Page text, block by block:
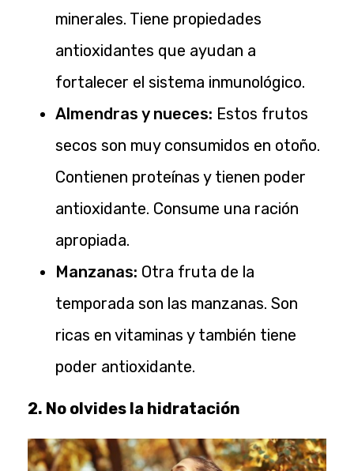
minerales. Tiene propiedades
antioxidantes que ayudan a
fortalecer el sistema inmunológico.
Almendras y nueces: Estos frutos
secos son muy consumidos en otoño.
Contienen proteínas y tienen poder
antioxidante. Consume una ración
apropiada.
Manzanas: Otra fruta de la
temporada son las manzanas. Son
ricas en vitaminas y también tiene
poder antioxidante.
2. No olvides la hidratación